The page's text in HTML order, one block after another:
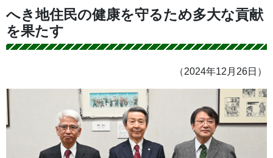
へき地住民の健康を守るため多大な貢献
を果たす
（2024年12月26日）